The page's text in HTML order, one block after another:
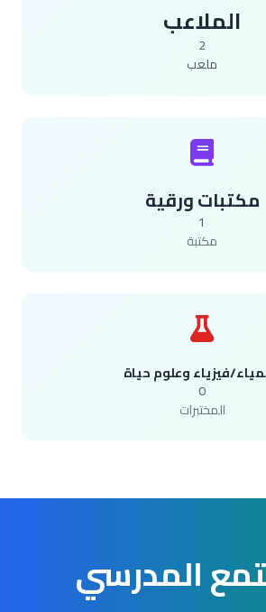
الملاعب
2
ملعب
مكتبات ورقية
مكتبة
فيزياء وعلوم حياة
0
المختبرات
المدرسي